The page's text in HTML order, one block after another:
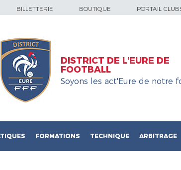
BILLETTERIE BOUTIQUE PORTAIL
DISTRICT DE L'EURE DE
FOOTBALL
Soyons les act'Eure de notre
FORMATIONS TECHNIQUE ARBITRAGE